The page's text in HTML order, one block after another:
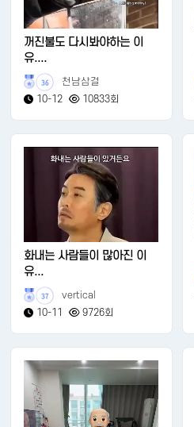
꺼진불도 다시봐야하는 이
유....
36
천남삼걸
10-12
10833회
화내는 사람들이 많아진 이
유...
37
vertical
10-11
9726회